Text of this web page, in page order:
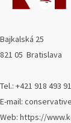
Bajkalská 25
821 05 Bratislava
Tel.: +421 918 493
E-mail:
Web: https://